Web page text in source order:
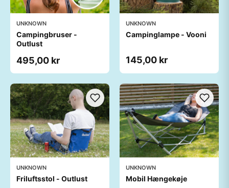
UNKNOWN
Campingbruser -
Outlust
495,00 kr
UNKNOWN
Campinglampe - Vooni
145,00 kr
UNKNOWN
Friluftsstol - Outlust
UNKNOWN
Mobil Hængekøje